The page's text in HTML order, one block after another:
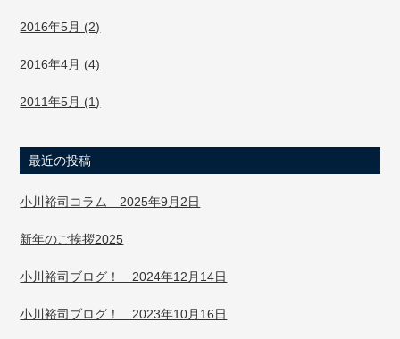
2016年5月 (2)
2016年4月 (4)
2011年5月 (1)
最近の投稿
小川裕司コラム 2025年9月2日
新年のご挨拶2025
小川裕司ブログ！ 2024年12月14日
小川裕司ブログ！ 2023年10月16日